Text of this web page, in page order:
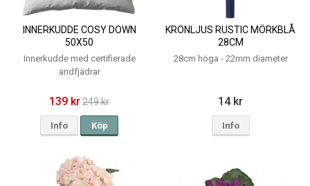
INNERKUDDE COSY DOWN
50X50
Innerkudde med certifierade
andfjädrar
139 kr 249 kr
Info Köp
KRONLJUS RUSTIC MÖRKBLÅ
28CM
28cm höga - 22mm diameter
14 kr
Info